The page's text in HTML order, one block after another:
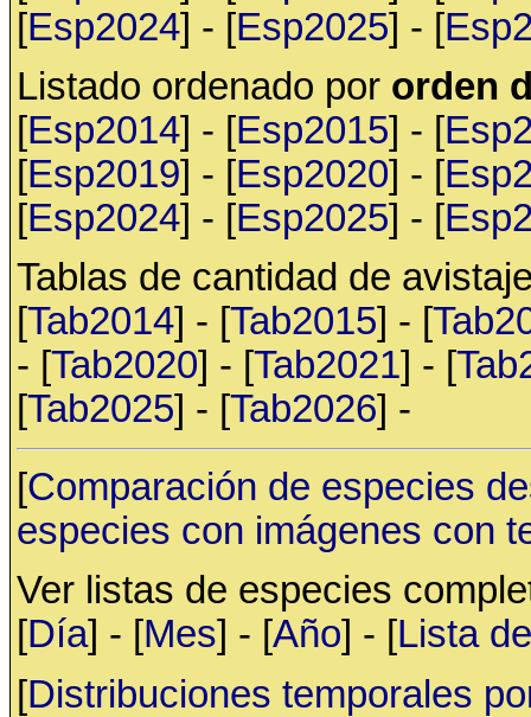
[Esp2024] - [Esp2025] - [
Listado ordenado por orden
[Esp2014] - [Esp2015] - [
[Esp2019] - [Esp2020] - [
[Esp2024] - [Esp2025] - [
Tablas de cantidad de
[Tab2014] - [Tab2015] - [
- [Tab2020] - [Tab2021] - [
[Tab2025] - [Tab2026] -
[Comparación de especies
especies con imágenes con
Ver listas de especies
[Día] - [Mes] - [Año] - [Lista
[Distribuciones temporales